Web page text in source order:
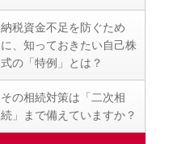
納税資金不足を防ぐため
に、知っておきたい自己株
式の「特例」とは？
その相続対策は「二次相
続」まで備えていますか？